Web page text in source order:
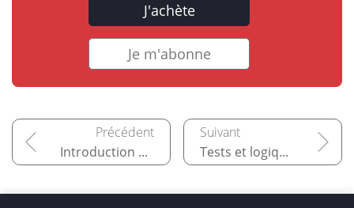
J'achète
Je m'abonne
Introduction à l'algorithmique Tests et logique booléenne